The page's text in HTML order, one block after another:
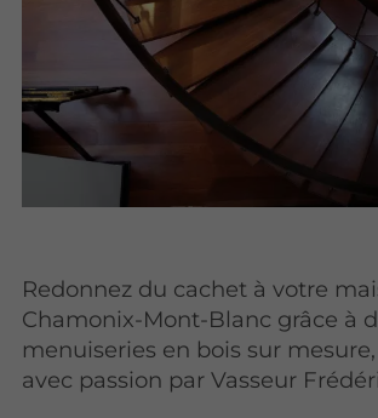
Redonnez du cachet à votre
Chamonix-Mont-Blanc grâce à
menuiseries en bois sur
avec passion par Vasseur